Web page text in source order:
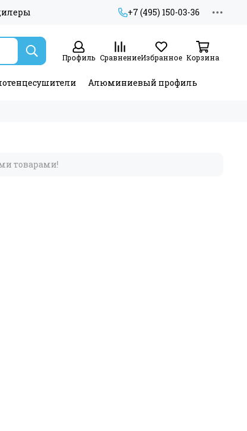
+7 (495) 150-03-36
Профиль СравнениеИзбранное Корзина
Алюминиевый профиль
товарами!